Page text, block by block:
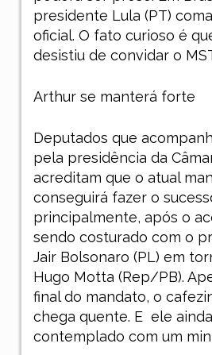
presidente Lula (PT)
oficial. O fato curioso é
desistiu de convidar o
Arthur se manterá forte
Deputados que
pela presidência da
acreditam que o atual
conseguirá fazer o
principalmente, após o
sendo costurado com o
Jair Bolsonaro (PL) em
Hugo Motta (Rep/PB).
final do mandato, o
chega quente. E ele
contemplado com um